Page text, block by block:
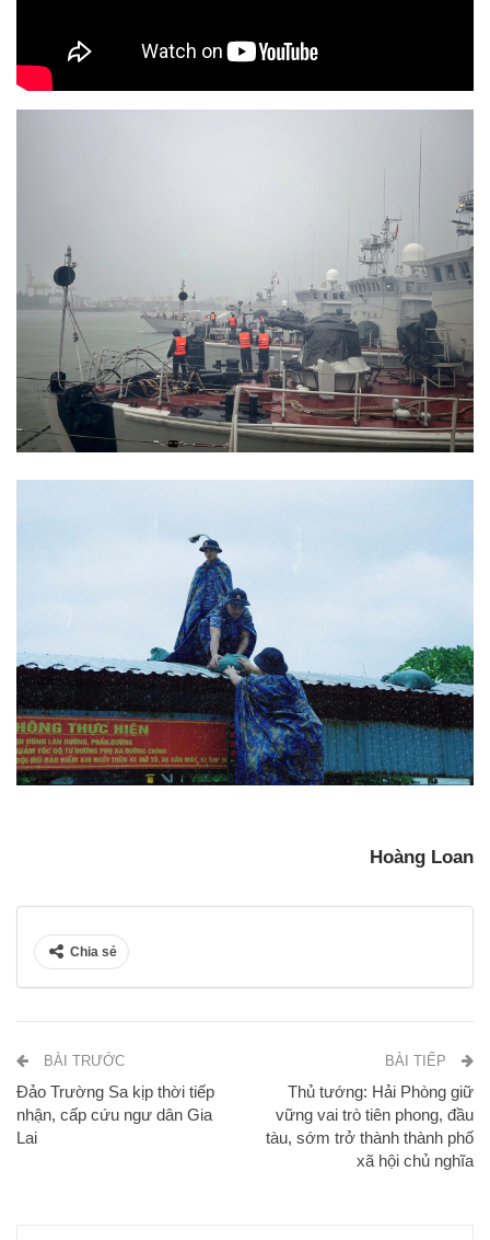
Hoàng Loan
Chia sẻ
BÀI TRƯỚC
Đảo Trường Sa kịp thời tiếp
nhận, cấp cứu ngư dân Gia
Lai
BÀI TIẾP
Thủ tướng: Hải Phòng giữ
vững vai trò tiên phong, đầu
tàu, sớm trở thành thành phố
xã hội chủ nghĩa